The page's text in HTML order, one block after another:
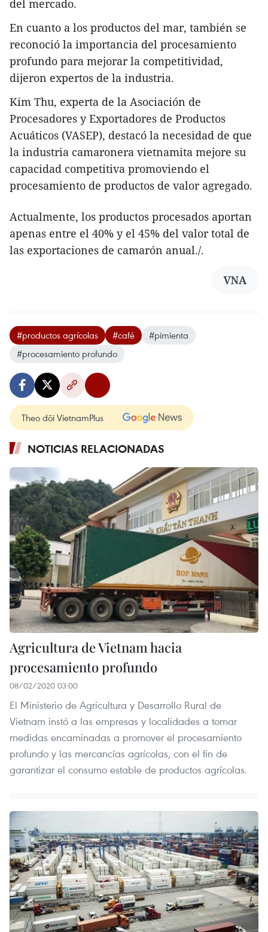
del mercado.
En cuanto a los productos del mar, también se
reconoció la importancia del procesamiento
profundo para mejorar la competitividad,
dijeron expertos de la industria.
Kim Thu, experta de la Asociación de
Procesadores y Exportadores de Productos
Acuáticos (VASEP), destacó la necesidad de que
la industria camaronera vietnamita mejore su
capacidad competitiva promoviendo el
procesamiento de productos de valor agregado.
Actualmente, los productos procesados aportan
apenas entre el 40% y el 45% del valor total de
las exportaciones de camarón anual./.
VNA
#productos agrícolas #café
#pimienta
#procesamiento profundo
Theo dõi VietnamPlus
NOTICIAS RELACIONADAS
Agricultura de Vietnam hacia
procesamiento profundo
08/02/2020 03:00
El Ministerio de Agricultura y Desarrollo Rural de
Vietnam instó a las empresas y localidades a tomar
medidas encaminadas a promover el procesamiento
profundo y las mercancías agrícolas, con el fin de
garantizar el consumo estable de productos agrícolas.